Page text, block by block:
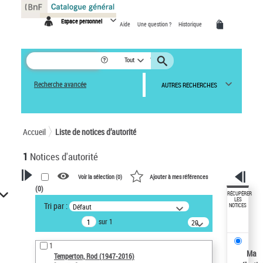
Espace personnel Aide Une question ? Historique
Tout
Recherche avancée AUTRES RECHERCHES
Accueil Liste de notices d’autorité
1 Notices d'autorité
VOTRE RECHERCHE
Recherche avancée dans les
notices d’autorité
Œuvres liées à l'auteur :
Temperton, Rod (1947-2016)
Voir la sélection (0) Ajouter à mes références
(0)
Tri par : Défaut
sur 1
20
résultats/page
1
Temperton, Rod (1947-2016)
RÉCUPÉRER
LES
NOTICES
Ma
Panneau de gestion des cookies